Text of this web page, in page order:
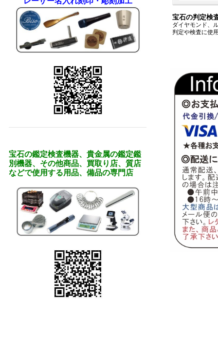
宝石の判定検
ダイヤモンド、
判定や検査に使
宝石の鑑定検査機器、貴金属の鑑定鑑
別機器、その他商品、買取り店、質店
などで使用する用品、備品の専門店